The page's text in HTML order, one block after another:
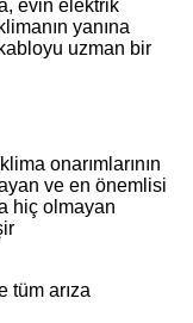
evin elektrik
yanına
uzman bir
klima onarımlarının
ve en önemlisi
hiç olmayan
tüm arıza